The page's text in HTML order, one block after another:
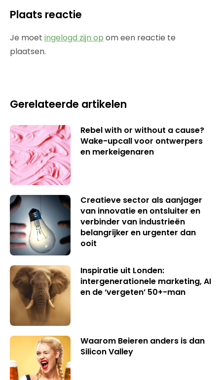
Plaats reactie
Je moet ingelogd zijn op om een reactie te
plaatsen.
Gerelateerde artikelen
Rebel with or without a cause?
Wake-upcall voor ontwerpers
en merkeigenaren
Creatieve sector als aanjager
van innovatie en ontsluiter en
verbinder van industrieën
belangrijker en urgenter dan
ooit
Inspiratie uit Londen:
intergenerationele marketing, AI
en de ‘vergeten’ 50+-man
Waarom Beieren anders is dan
Silicon Valley